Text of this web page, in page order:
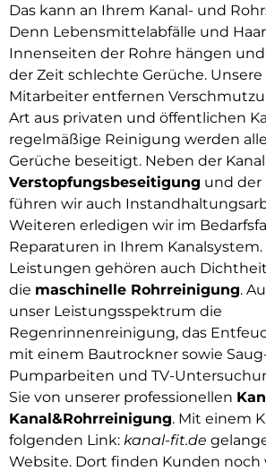
Das kann an Ihrem Kanal- und
Denn Lebensmittelabfälle und
Innenseiten der Rohre hängen
der Zeit schlechte Gerüche.
Mitarbeiter entfernen
Art aus privaten und öffentlichen
regelmäßige Reinigung werden
Gerüche beseitigt. Neben der
Verstopfungsbeseitigung und der
führen wir auch
Weiteren erledigen wir im
Reparaturen in Ihrem
Leistungen gehören auch
die maschinelle Rohrreinigung.
unser Leistungsspektrum die
Regenrinnenreinigung, das
mit einem Bautrockner sowie
Pumparbeiten und TV-
Sie von unserer professionellen
Kanal&Rohrreinigung. Mit einem
folgenden Link: kanal-fit.de
Website. Dort finden Kunden noch